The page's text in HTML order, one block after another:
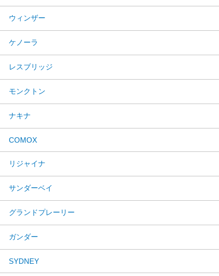
ウィンザー
ケノーラ
レスブリッジ
モンクトン
ナキナ
COMOX
リジャイナ
サンダーベイ
グランドプレーリー
ガンダー
SYDNEY